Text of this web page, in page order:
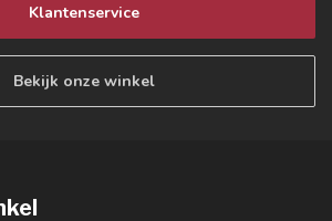
Klantenservice
Bekijk onze winkel